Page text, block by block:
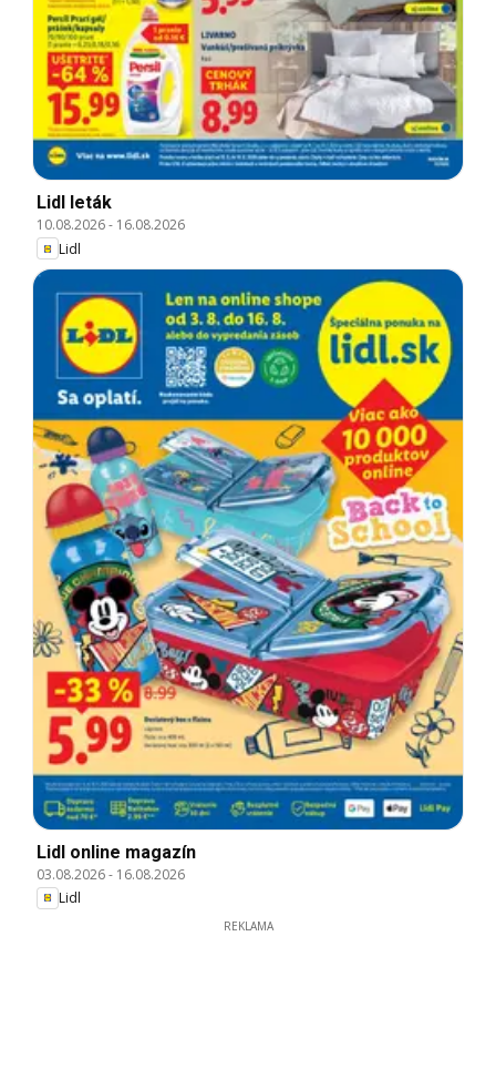
Lidl leták
10.08.2026- 16.08.2026
Lidl
Lidl online magazín
03.08.2026- 16.08.2026
Lidl
REKLAMA